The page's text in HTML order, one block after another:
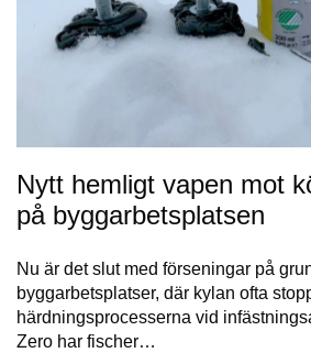
Nytt hemligt vapen mot
på byggarbetsplatsen
Nu är det slut med förseningar på
byggarbetsplatser, där kylan ofta
härdningsprocesserna vid
Zero har fischer…